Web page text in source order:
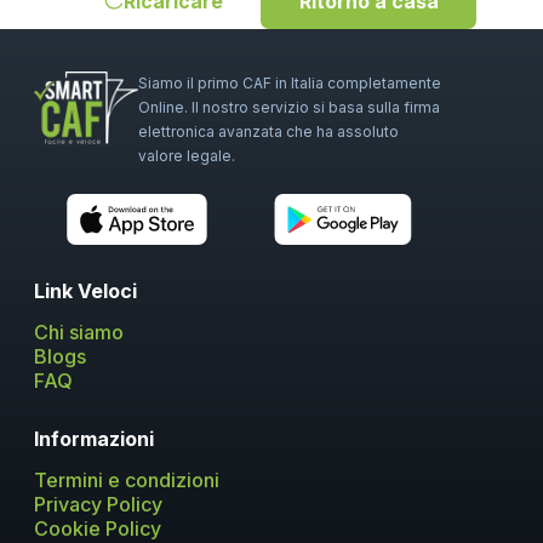
Siamo il primo CAF in Italia completamente
Online. Il nostro servizio si basa sulla firma
elettronica avanzata che ha assoluto
valore legale.
Link Veloci
Chi siamo
Blogs
FAQ
Informazioni
Termini e condizioni
Privacy Policy
Cookie Policy